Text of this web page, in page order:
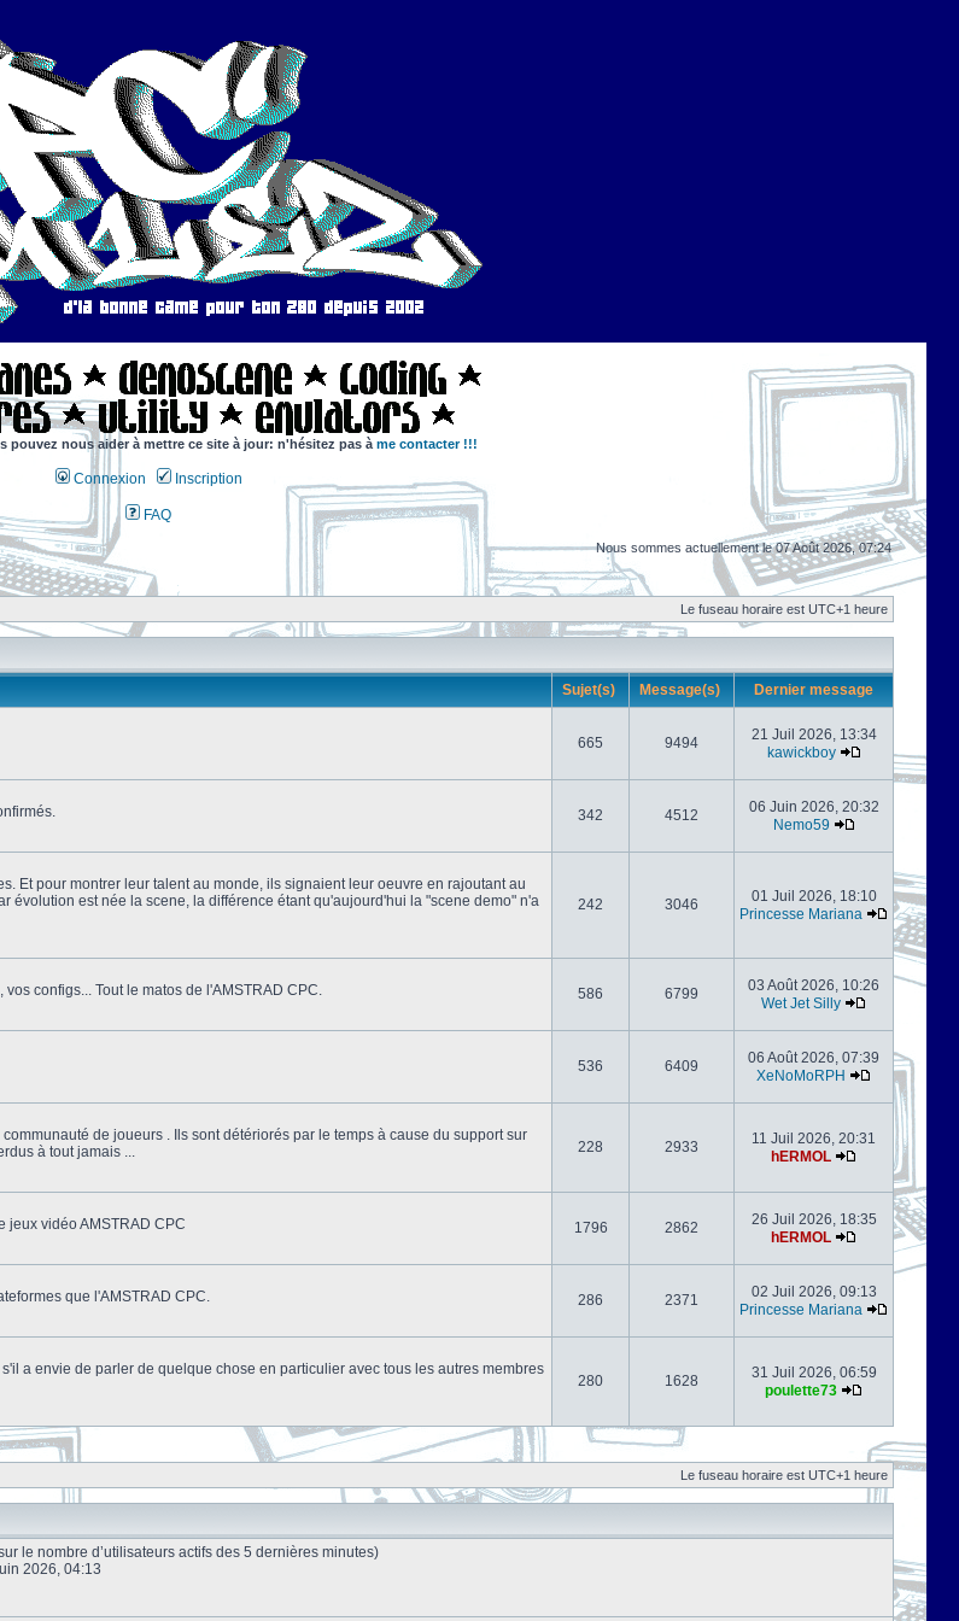
pouvez nous aider à mettre ce site à jour: n'hésitez pas à me contacter !!!
Connexion Inscription
FAQ
Nous sommes actuellement le 07 Août 2026, 07:24
Le fuseau horaire est UTC+1 heure
Sujet(s) Message(s) Dernier message
665 9494
21 Juil 2026, 13:34
kawickboy
342 4512
06 Juin 2026, 20:32
Nemo59
Et pour montrer leur talent au monde, ils signaient leur oeuvre en rajoutant au
est née la scene, la différence étant qu'aujourd'hui la "scene demo" n'a
242 3046
01 Juil 2026, 18:10
Princesse Mariana
configs... Tout le matos de l'AMSTRAD CPC.
586 6799
03 Août 2026, 10:26
Wet Jet Silly
536 6409
06 Août 2026, 07:39
XeNoMoRPH
de joueurs . Ils sont détériorés par le temps à cause du support sur
à tout jamais ...
228 2933
11 Juil 2026, 20:31
hERMOL
jeux vidéo AMSTRAD CPC
1796 2862
26 Juil 2026, 18:35
hERMOL
que l'AMSTRAD CPC.
286 2371
02 Juil 2026, 09:13
Princesse Mariana
a envie de parler de quelque chose en particulier avec tous les autres membres
280 1628
31 Juil 2026, 06:59
poulette73
Le fuseau horaire est UTC+1 heure
le nombre d’utilisateurs actifs des 5 dernières minutes)
2026, 04:13